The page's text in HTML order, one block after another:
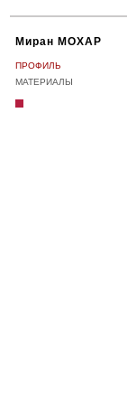
Миран МОХАР
ПРОФИЛЬ
МАТЕРИАЛЫ